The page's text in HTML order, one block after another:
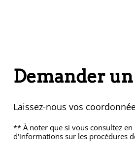
Demander
Laissez-nous vos
** À noter que si vous consultez
d'informations sur les procédures